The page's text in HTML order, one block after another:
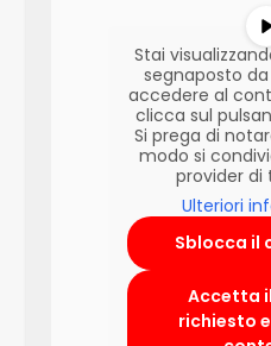
Stai
segnaposto
accedere al
clicca sul
Si prega di
modo si
provider di
Ulteriori
Sblocca il
Accetta
richiesto